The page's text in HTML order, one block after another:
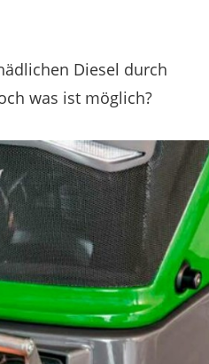
Diesel durch
was ist möglich?